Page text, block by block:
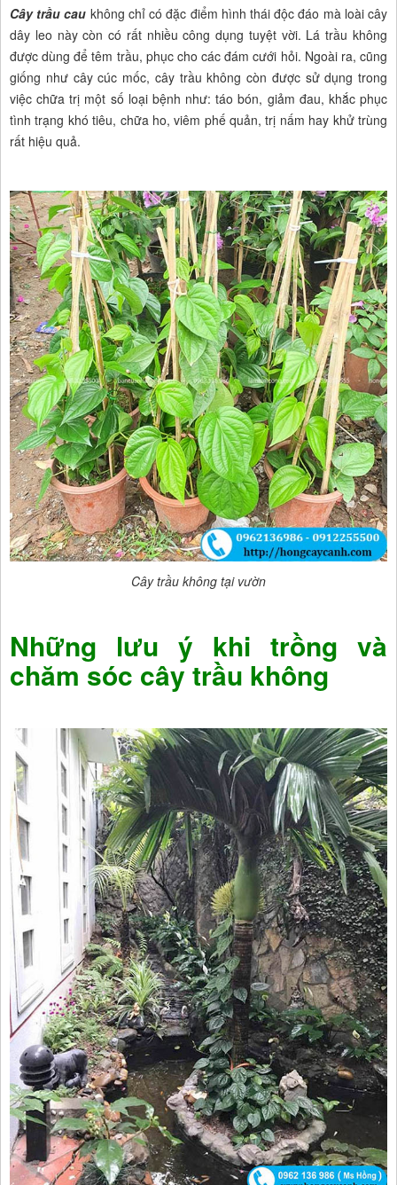
Cây trầu cau không chỉ có đặc điểm hình thái độc đáo mà loài cây
dây leo này còn có rất nhiều công dụng tuyệt vời. Lá trầu không
được dùng để têm trầu, phục cho các đám cưới hỏi. Ngoài ra, cũng
giống như cây cúc mốc, cây trầu không còn được sử dụng trong
việc chữa trị một số loại bệnh như: táo bón, giảm đau, khắc phục
tình trạng khó tiêu, chữa ho, viêm phế quản, trị nấm hay khử trùng
rất hiệu quả.
Cây trầu không tại vườn
Những lưu ý khi trồng và
chăm sóc cây trầu không